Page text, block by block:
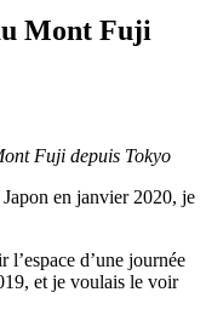
Mont Fuji
Fuji depuis Tokyo
en janvier 2020, je
l’espace d’une journée
et je voulais le voir